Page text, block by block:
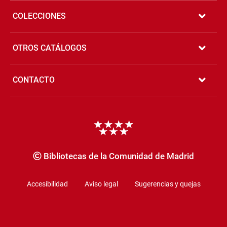
COLECCIONES
OTROS CATÁLOGOS
CONTACTO
Bibliotecas de la Comunidad de Madrid
Accesibilidad Aviso legal Sugerencias y quejas